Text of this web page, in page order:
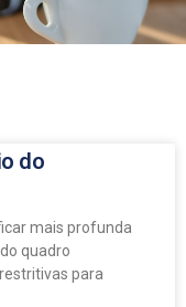
do
mais profunda
quadro
para